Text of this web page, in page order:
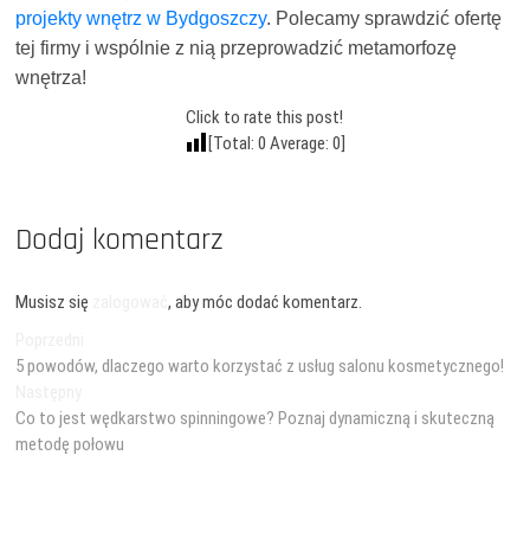
projekty wnętrz w Bydgoszczy. Polecamy sprawdzić ofertę
tej firmy i wspólnie z nią przeprowadzić metamorfozę
wnętrza!
Click to rate this post!
[Total: 0 Average: 0]
Dodaj komentarz
Musisz się zalogować, aby móc dodać komentarz.
wpisuwpis:
5 powodów, dlaczego warto korzystać z usług salonu kosmetycznego!
wpis:
Co to jest wędkarstwo spinningowe? Poznaj dynamiczną i skuteczną
metodę połowu